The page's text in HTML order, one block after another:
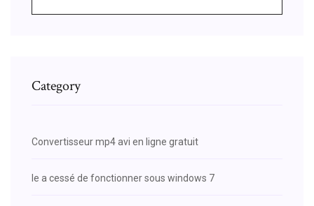
Category
Convertisseur mp4 avi en ligne gratuit
Ie a cessé de fonctionner sous windows 7